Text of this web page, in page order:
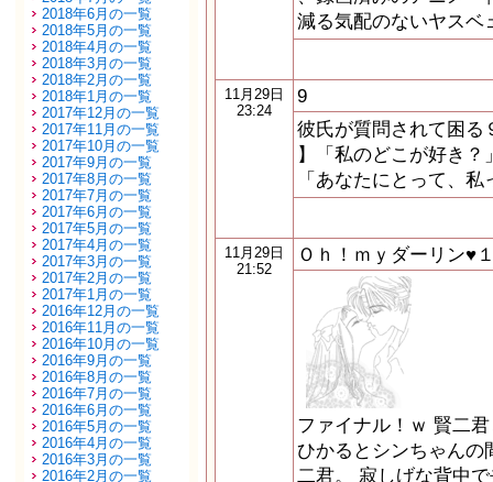
2018年6月の一覧
2018年5月の一覧
2018年4月の一覧
2018年3月の一覧
2018年2月の一覧
2018年1月の一覧
2017年12月の一覧
2017年11月の一覧
2017年10月の一覧
2017年9月の一覧
2017年8月の一覧
2017年7月の一覧
2017年6月の一覧
2017年5月の一覧
2017年4月の一覧
2017年3月の一覧
2017年2月の一覧
2017年1月の一覧
2016年12月の一覧
2016年11月の一覧
2016年10月の一覧
2016年9月の一覧
2016年8月の一覧
2016年7月の一覧
2016年6月の一覧
2016年5月の一覧
2016年4月の一覧
2016年3月の一覧
2016年2月の一覧
減る気配のないヤスベ
11月29日
23:24
9
彼氏が質問されて困
】「私のどこが好き
「あなたにとって、
11月29日
21:52
Ｏｈ！ｍｙダーリン♥
ファイナル！ｗ 賢二
ひかるとシンちゃんの
二君。 寂しげな背中